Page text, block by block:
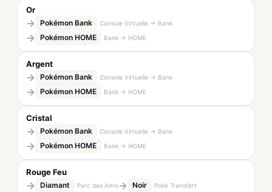
Or
→ Pokémon Bank Console Virtuelle → Bank
→ Pokémon HOME Bank → HOME
Argent
→ Pokémon Bank Console Virtuelle → Bank
→ Pokémon HOME Bank → HOME
Cristal
→ Pokémon Bank Console Virtuelle → Bank
→ Pokémon HOME Bank → HOME
Rouge Feu
→ Diamant Parc des Amis→ Noir Poké Transfert